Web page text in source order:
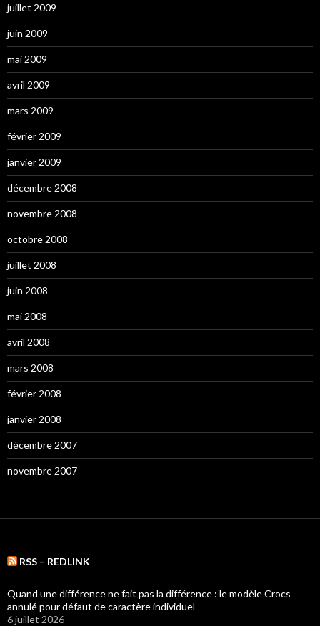
juillet 2009
juin 2009
mai 2009
avril 2009
mars 2009
février 2009
janvier 2009
décembre 2008
novembre 2008
octobre 2008
juillet 2008
juin 2008
mai 2008
avril 2008
mars 2008
février 2008
janvier 2008
décembre 2007
novembre 2007
RSS – REDLINK
Quand une différence ne fait pas la différence : le modèle Crocs
annulé pour défaut de caractère individuel
6 juillet 2026